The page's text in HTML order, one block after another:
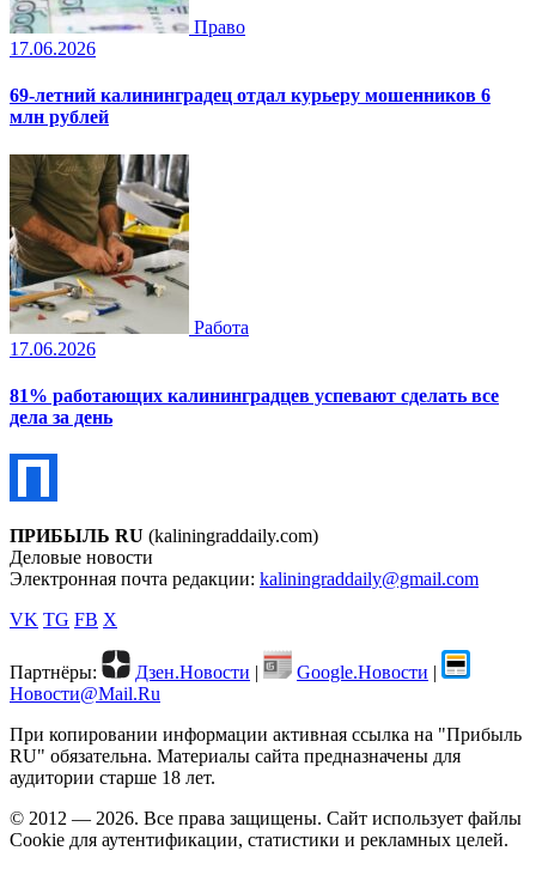
Право
17.06.2026
69-летний калининградец отдал курьеру мошенников 6
млн рублей
Работа
17.06.2026
81% работающих калининградцев успевают сделать все
дела за день
ПРИБЫЛЬ RU (kaliningraddaily.com)
Деловые новости
Электронная почта редакции: kaliningraddaily@gmail.com
VK TG FB X
Партнёры: Дзен.Новости | Google.Новости |
Новости@Mail.Ru
При копировании информации активная ссылка на "Прибыль
RU" обязательна. Материалы сайта предназначены для
аудитории старше 18 лет.
© 2012 — 2026. Все права защищены. Сайт использует файлы
Cookie для аутентификации, статистики и рекламных целей.